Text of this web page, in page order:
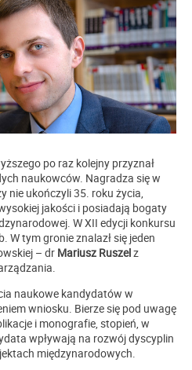
po raz kolejny przyznał
naukowców. Nagradza się w
nie ukończyli 35. roku życia,
jakości i posiadają bogaty
W XII edycji konkursu
W tym gronie znalazł się jeden
– dr Mariusz Ruszelz
naukowe kandydatów w
wniosku. Bierze się pod uwagę
i monografie, stopień, w
wpływają na rozwój dyscyplin
międzynarodowych.